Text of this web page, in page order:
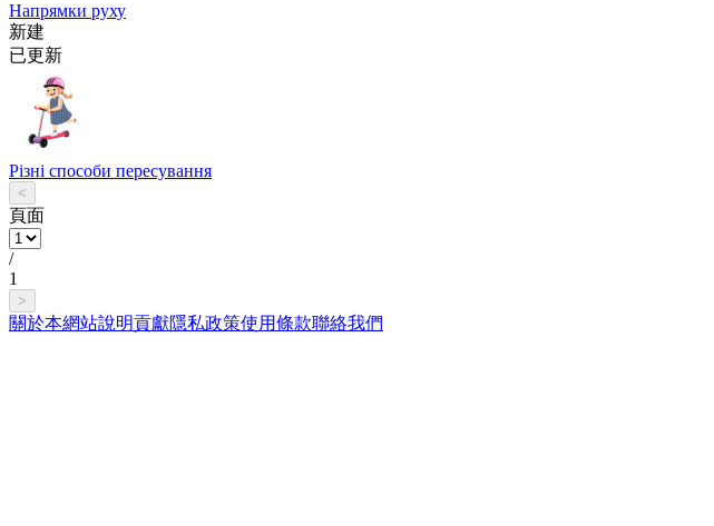
Напрямки руху
新建
已更新
Різні способи пересування
<
頁面
/
1
>
關於本網站說明貢獻隱私政策使用條款聯絡我們